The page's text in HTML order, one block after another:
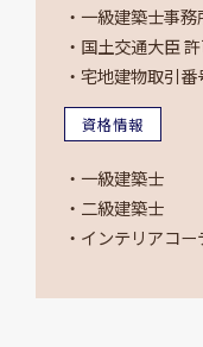
・一級建築士事
・国土交通大臣
・宅地建物取引
資格情報
・一級建築士
・二級建築士
・インテリアコ